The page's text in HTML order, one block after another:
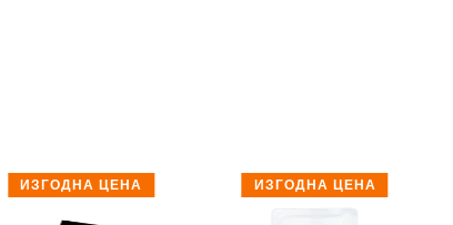
ИЗГОДНА ЦЕНА ИЗГОДНА ЦЕНА